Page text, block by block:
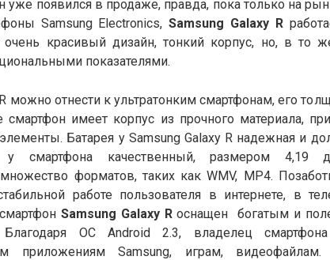
уже появился в продаже, правда, пока только на
Samsung Electronics,Samsung Galaxy R
красивый дизайн, тонкий корпус, но, в то
показателями.
можно отнести к ультратонким смартфонам, его
смартфон имеет корпус из прочного материала,
Батарея у Samsung Galaxy R надежная и
смартфона качественный, размером 4,19
форматов, таких как WMV, MP4.
работе пользователя в интернете, в
Samsung Galaxy Rоснащен богатым и
Благодаря ОС Android 2.3, владелец
приложениям Samsung, играм,